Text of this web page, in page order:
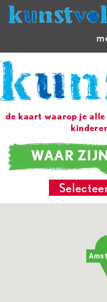
de kaart waarop je alle
WAAR